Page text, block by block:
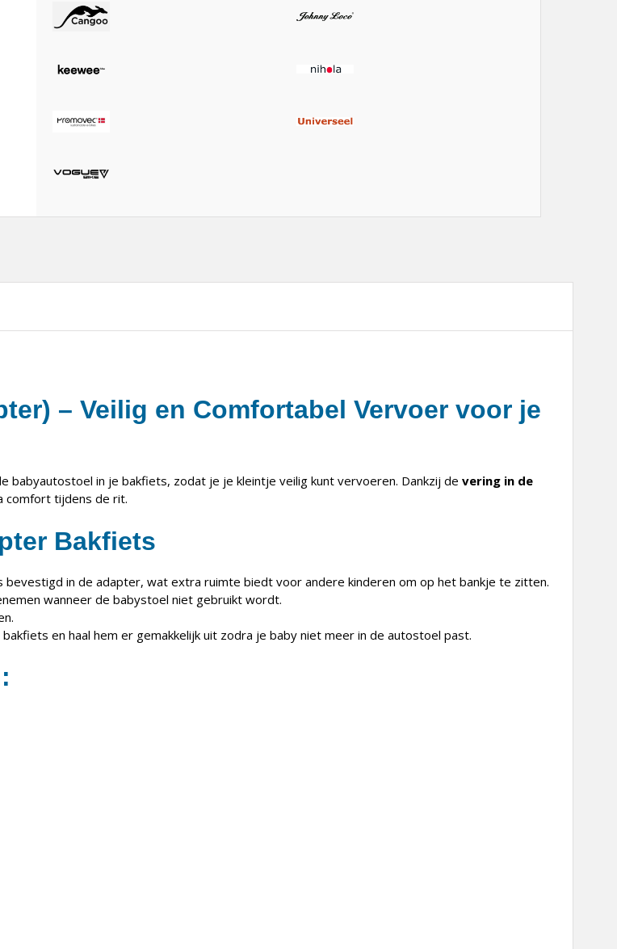
– Veilig en Comfortabel Vervoer voor je
babyautostoel in je bakfiets, zodat je je kleintje veilig kunt vervoeren. Dankzij de vering in de
comfort tijdens de rit.
Bakfiets
bevestigd in de adapter, wat extra ruimte biedt voor andere kinderen om op het bankje te zitten.
wanneer de babystoel niet gebruikt wordt.
bakfiets en haal hem er gemakkelijk uit zodra je baby niet meer in de autostoel past.